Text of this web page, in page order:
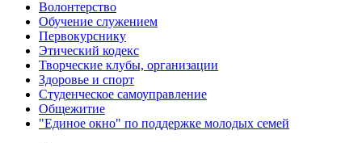
Волонтерство
Обучение служением
Первокурснику
Этический кодекс
Творческие клубы, организации
Здоровье и спорт
Студенческое самоуправление
Общежитие
"Единое окно" по поддержке молодых семей